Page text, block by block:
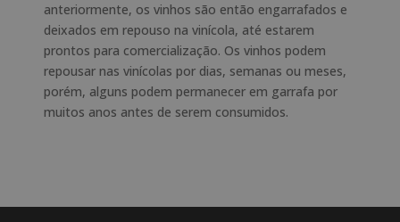
anteriormente, os vinhos são então engarrafados e
deixados em repouso na vinícola, até estarem
prontos para comercialização. Os vinhos podem
repousar nas vinícolas por dias, semanas ou meses,
porém, alguns podem permanecer em garrafa por
muitos anos antes de serem consumidos.